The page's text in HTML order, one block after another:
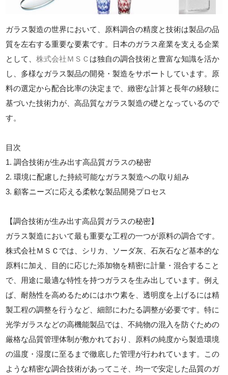
ガラス製造の世界において、原料調合の精度と技術は製品の品
質を左右する重要な要素です。日本のガラス産業を支える企業
として、株式会社ＭＳＣ は独自の調合技術と豊富な知識を活か
し、多様なガラス製品の開発・製造をサポートしています。原
料の選定から配合比率の決定まで、緻密な計算と長年の経験に
基づいた技術力が、高品質なガラス製造の礎となっているので
す。
目次
1. 調合技術が生み出す高品質ガラスの秘密
2. 環境に配慮した持続可能なガラス製造への取り組み
3. 顧客ニーズに応える柔軟な製品開発プロセス
【調合技術が生み出す高品質ガラスの秘密】
ガラス製造において最も重要な工程の一つが原料の調合です。
株式会社ＭＳＣでは、シリカ、ソーダ灰、石灰石など基本的な
原料に加え、目的に応じた添加物を精密に計量・混合すること
で、用途に最適な特性を持つガラスを生み出しています。例え
ば、耐熱性を高めるためにはホウ素を、透明度を上げるには精
製工程の調整を行うなど、細部にわたる調整が必要です。特に
光学ガラスなどの高機能製品では、不純物の混入を防ぐための
厳格な品質管理体制が敷かれており、原料の純度から製造環境
の温度・湿度に至るまで徹底した管理が行われています。この
ような精密な調合技術があってこそ、均一で安定した品質のガ